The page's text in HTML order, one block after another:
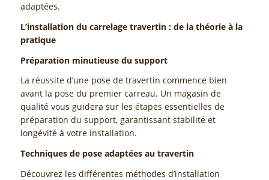
adaptées.
L’installation du carrelage travertin : de la théorie à la
pratique
Préparation minutieuse du support
La réussite d’une pose de travertin commence bien
avant la pose du premier carreau. Un magasin de
qualité vous guidera sur les étapes essentielles de
préparation du support, garantissant stabilité et
longévité à votre installation.
Techniques de pose adaptées au travertin
Découvrez les différentes méthodes d’installation